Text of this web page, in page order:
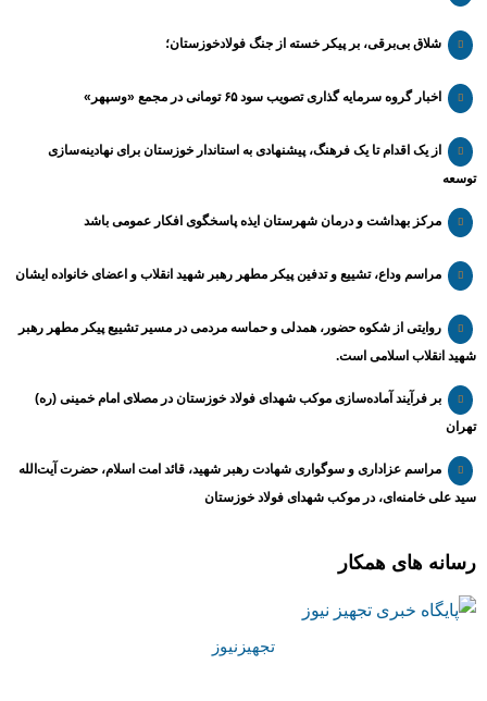
شلاق‌ بی‌برقی، بر پیکر خسته‌ از جنگ فولادخوزستان؛
اخبار گروه سرمایه گذاری تصویب سود ۶۵ تومانی در مجمع «وسپهر»
از یک اقدام تا یک فرهنگ، پیشنهادی به استاندار خوزستان برای نهادینه‌سازی
توسعه
مرکز بهداشت و درمان شهرستان ایذه پاسخگوی افکار عمومی باشد
مراسم وداع، تشییع و تدفین پیکر مطهر رهبر شهید انقلاب و اعضای خانواده ایشان
روایتی از شکوه حضور، همدلی و حماسه مردمی در مسیر تشییع پیکر مطهر رهبر
شهید انقلاب اسلامی است.
بر فرآیند آماده‌سازی موکب شهدای فولاد خوزستان در مصلای امام خمینی (ره)
تهران
مراسم عزاداری و سوگواری شهادت رهبر شهید، قائد امت اسلام، حضرت آیت‌الله
سید علی خامنه‌ای، در موکب شهدای فولاد خوزستان
رسانه های همکار
تجهیزنیوز